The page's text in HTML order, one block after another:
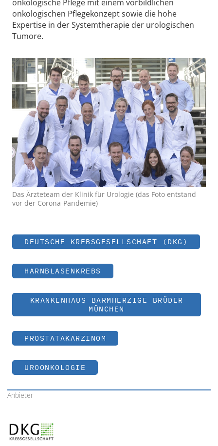
onkologische Pflege mit einem vorbildlichen
onkologischen Pflegekonzept sowie die hohe
Expertise in der Systemtherapie der urologischen
Tumore.
Das Ärzteteam der Klinik für Urologie (das Foto entstand
vor der Corona-Pandemie)
DEUTSCHE KREBSGESELLSCHAFT (DKG)
HARNBLASENKREBS
KRANKENHAUS BARMHERZIGE BRÜDER
MÜNCHEN
PROSTATAKARZINOM
UROONKOLOGIE
Anbieter